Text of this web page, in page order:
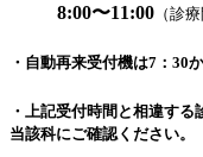
8:00〜11:00 （診
・自動再来受付機は7：30
・上記受付時間と相違する
当該科にご確認ください。